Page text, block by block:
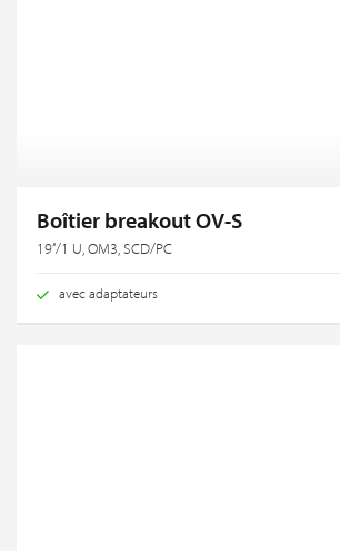
Boîtier breakout OV-S
19‘‘/1 U, OM3, SCD/PC
avec adaptateurs